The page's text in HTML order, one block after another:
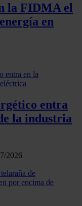
se procesan sus
en la
la Declaración
de redes
compartimos
web con
información
recopilado a
la FIDMA el
en
entra
la industria
2026